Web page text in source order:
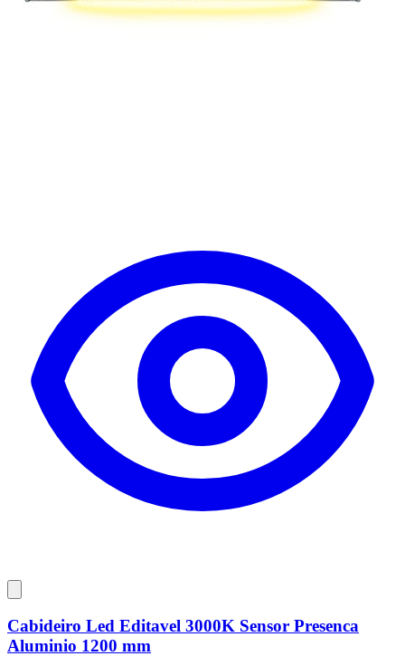
Cabideiro Led Editavel 3000K Sensor Presenca
Aluminio 1200 mm